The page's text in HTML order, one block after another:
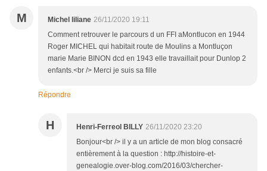
M Michel liliane 26/11/2020 19:11
Comment retrouver le parcours d un FFI aMontlucon en 1944
Roger MICHEL qui habitait route de Moulins a Montluçon
marie Marie BINON dcd en 1943 elle travaillait pour Dunlop 2
enfants.<br /> Merci je suis sa fille
Répondre
H Henri-Ferreol BILLY 26/11/2020 23:20
Bonjour<br /> il y a un article de mon blog consacré
entièrement à la question : http://histoire-et-
genealogie.over-blog.com/2016/03/chercher-